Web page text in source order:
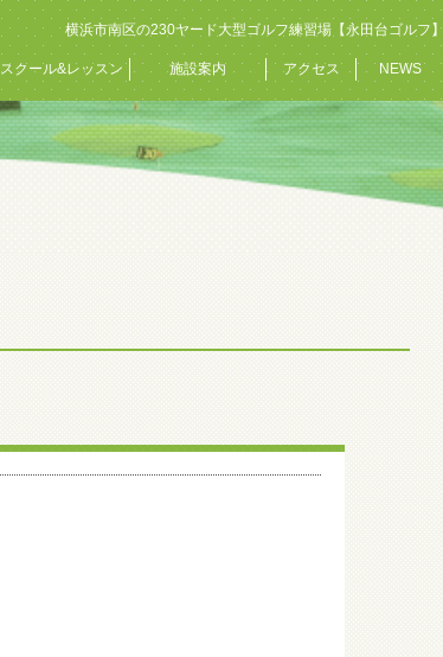
横浜市南区の230ヤード大型ゴルフ練習場【永田台ゴルフ】
スクール&レッスン 施設案内 アクセス NEWS